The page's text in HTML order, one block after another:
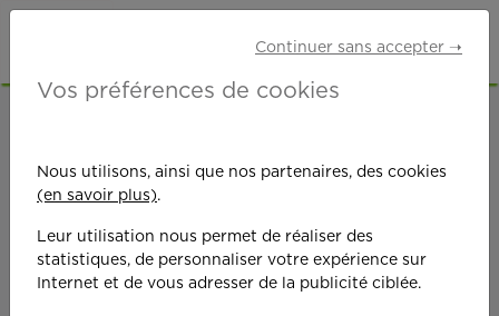
Continuer sans accepter ➝
Vos préférences de cookies
Nous utilisons, ainsi que nos partenaires, des cookies
(en savoir plus).
Leur utilisation nous permet de réaliser des
statistiques, de personnaliser votre expérience sur
Internet et de vous adresser de la publicité ciblée.